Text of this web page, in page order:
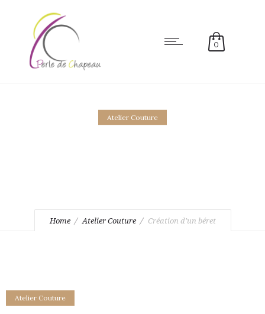
0
Atelier Couture
Home Atelier Couture Création d'un béret
Atelier Couture